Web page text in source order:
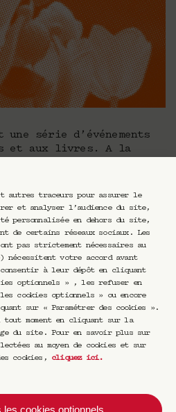
autres traceurs pour assurer le
et analyser l’audience du site,
personnalisée en dehors du site,
de certains réseaux sociaux. Les
pas strictement nécessaires au
nécessitent votre accord avant
consentir à leur dépôt en cliquant
optionnels » , les refuser en
cookies optionnels » ou encore
sur « Paramétrer des cookies ».
tout moment en cliquant sur la
du site. Pour en savoir plus sur
au moyen de cookies et sur
cookies, cliquez ici.
les cookies optionnels
série d’événements
et aux livres. A la
une place
vie des créatives et
et créateurs, autrices
derrière l’objet ? Quel
l’émotion, le
mots, les lignes, les
de son auteur ? Que
qui l’a créé ? Et
le créateur de son
son livre ? Que disent-
ou ceux qui les
série de rencontres pour